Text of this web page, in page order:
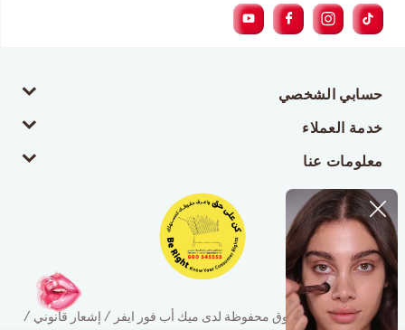
حسابي الشخصي
خدمة العملاء
معلومات عنا
© 2026 جميع الحقوق محفوظة لدى ميك أب فور ايفر / إشعار قانوني /